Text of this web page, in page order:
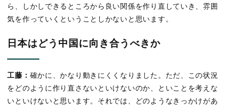
ら、しかしできるところから良い関係を作り直していき、雰囲
気を作っていくということしかないと思います。
日本はどう中国に向き合うべきか
工藤： 確かに、かなり動きにくくなりました。ただ、この状況
をどのように作り直さないといけないのか、といことを考えな
いといけないと思います。それでは、どのようなきっかけがあ